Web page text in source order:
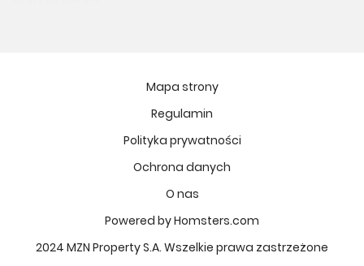
Murapol Osiedle Szafirove
Fort Natura Etap II
Osiedle Imbramowskie
MIASTECZKO NOVA FALA
Niedziałkowskiego Park
Ptasia Vita
Mapa strony
Regulamin
Polityka prywatności
Ochrona danych
O nas
Powered by Homsters.com
2024 MZN Property S.A. Wszelkie prawa zastrzeżone